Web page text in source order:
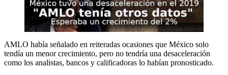
AMLO había señalado en reiteradas ocasiones que México solo
tendía un menor crecimiento, pero no tendría una desaceleración
como los analistas, bancos y calificadoras lo habían pronosticado.